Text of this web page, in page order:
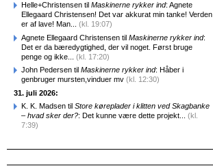
Helle+Christensen til Maskinerne rykker ind: Agnete
Ellegaard Christensen! Det var akkurat min tanke! Verden
er af lave! Man... (kl. 19:07)
Agnete Ellegaard Christensen til Maskinerne rykker ind:
Det er da bæredygtighed, der vil noget. Først bruge
penge og ikke... (kl. 17:20)
John Pedersen til Maskinerne rykker ind: Håber i
genbruger mursten,vinduer mv (kl. 12:30)
31. juli 2026:
K. K. Madsen til Store køreplader i klitten ved Skagbanke
– hvad sker der?: Det kunne være dette projekt... (kl.
7:39)